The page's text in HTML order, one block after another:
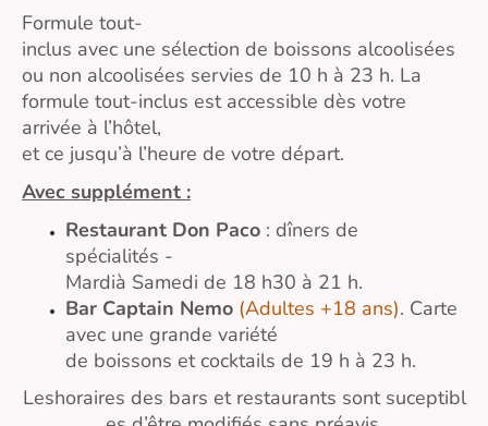
Formule tout-
inclus avec une sélection de boissons alcoolisées
ou non alcoolisées servies de 10 h à 23 h. La
formule tout-inclus est accessible dès votre
arrivée à l’hôtel,
et ce jusqu’à l’heure de votre départ.
Avec supplément :
Restaurant Don Paco : dîners de
spécialités -
Mardià Samedi de 18 h30 à 21 h.
Bar Captain Nemo (Adultes +18 ans). Carte
avec une grande variété
de boissons et cocktails de 19 h à 23 h.
Leshoraires des bars et restaurants sont suceptibl